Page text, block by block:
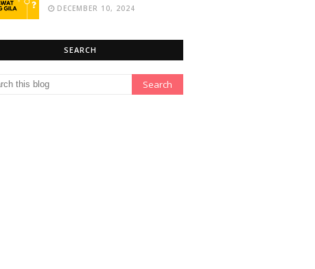
DECEMBER 10, 2024
SEARCH